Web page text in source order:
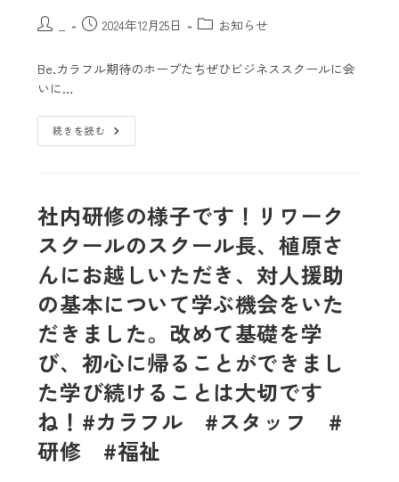
2024年12月25日 お知らせ
Be.カラフル期待のホープたち️ぜひビジネススクールに会
いに…
続きを読む
社内研修の様子です！リワーク
スクールのスクール長、植原さ
んにお越しいただき、対人援助
の基本について学ぶ機会をいた
だきました。改めて基礎を学
び、初心に帰ることができまし
た学び続けることは大切です
ね！#カラフル #スタッフ #
研修 #福祉